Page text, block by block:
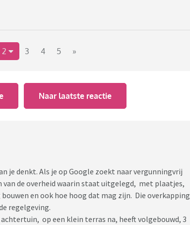
zo. Heeft iemand hier wat meer verstand van? Ik ga het
2 3 4 5 »
Naar laatste reactie
je denkt. Als je op Google zoekt naar vergunningvrij
van de overheid waarin staat uitgelegd, met plaatjes,
en ook hoe hoog dat mag zijn. Die overkapping
regelgeving.
op een klein terras na, heeft volgebouwd, 3